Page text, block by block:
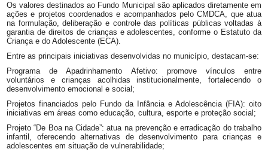
Os valores destinados ao Fundo Municipal são aplicados diretamente em
ações e projetos coordenados e acompanhados pelo CMDCA, que atua
na formulação, deliberação e controle das políticas públicas voltadas à
garantia de direitos de crianças e adolescentes, conforme o Estatuto da
Criança e do Adolescente (ECA).
Entre as principais iniciativas desenvolvidas no município, destacam-se:
Programa de Apadrinhamento Afetivo: promove vínculos entre
voluntários e crianças acolhidas institucionalmente, fortalecendo o
desenvolvimento emocional e social;
Projetos financiados pelo Fundo da Infância e Adolescência (FIA): oito
iniciativas em áreas como educação, cultura, esporte e proteção social;
Projeto “De Boa na Cidade”: atua na prevenção e erradicação do trabalho
infantil, oferecendo alternativas de desenvolvimento para crianças e
adolescentes em situação de vulnerabilidade;